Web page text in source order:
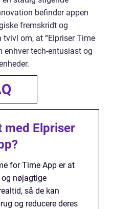
befinder appen
fremskridt og
tvivl om, at “Elpriser Time
enhver tech-entusiast og
med Elpriser
for Time App er at
og nøjagtige
så de kan
og reducere deres